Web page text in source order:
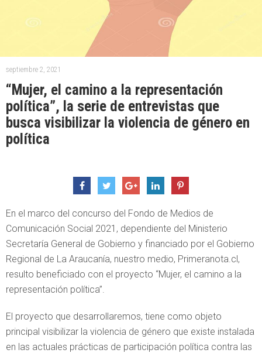
septiembre 2, 2021
“Mujer, el camino a la representación
política”, la serie de entrevistas que
busca visibilizar la violencia de género en
política
En el marco del concurso del Fondo de Medios de
Comunicación Social 2021, dependiente del Ministerio
Secretaría General de Gobierno y financiado por el Gobierno
Regional de La Araucanía, nuestro medio, Primeranota.cl,
resulto beneficiado con el proyecto “Mujer, el camino a la
representación política”.
El proyecto que desarrollaremos, tiene como objeto
principal visibilizar la violencia de género que existe instalada
en las actuales prácticas de participación política contra las